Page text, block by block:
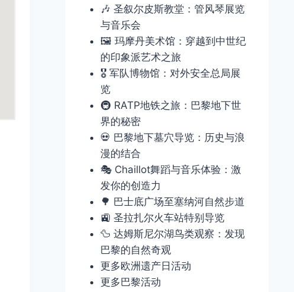
🎶 圣叙尔皮斯教堂：管风琴展览
与音乐会
🖼️ 玛摩丹美术馆：穿越到中世纪
的印象派艺术之旅
🎖️ 军队博物馆：对外安全总局展
览
🚇 RATP地铁之旅：巴黎地下世
界的秘密
💀 巴黎地下墓穴导览：历史与浪
漫的结合
🎭 Chaillot舞蹈与音乐体验：激
发你的创造力
🌳 巴士底广场至塞纳河自然步道
🚉 圣拉扎尔火车站特别导览
🦆 达姆斯尼尔湖鸟类观察：发现
巴黎的自然奇观
更多欧洲遗产日活动
更多巴黎活动